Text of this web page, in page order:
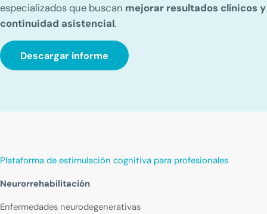
especializados que buscan mejorar resultados clínicos y
continuidad asistencial.
Descargar informe
Plataforma de estimulación cognitiva para profesionales
Neurorrehabilitación
Enfermedades neurodegenerativas